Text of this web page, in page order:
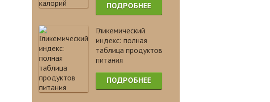
ПОДРОБНЕЕ
Гликемический
индекс: полная
таблица продуктов
питания
ПОДРОБНЕЕ